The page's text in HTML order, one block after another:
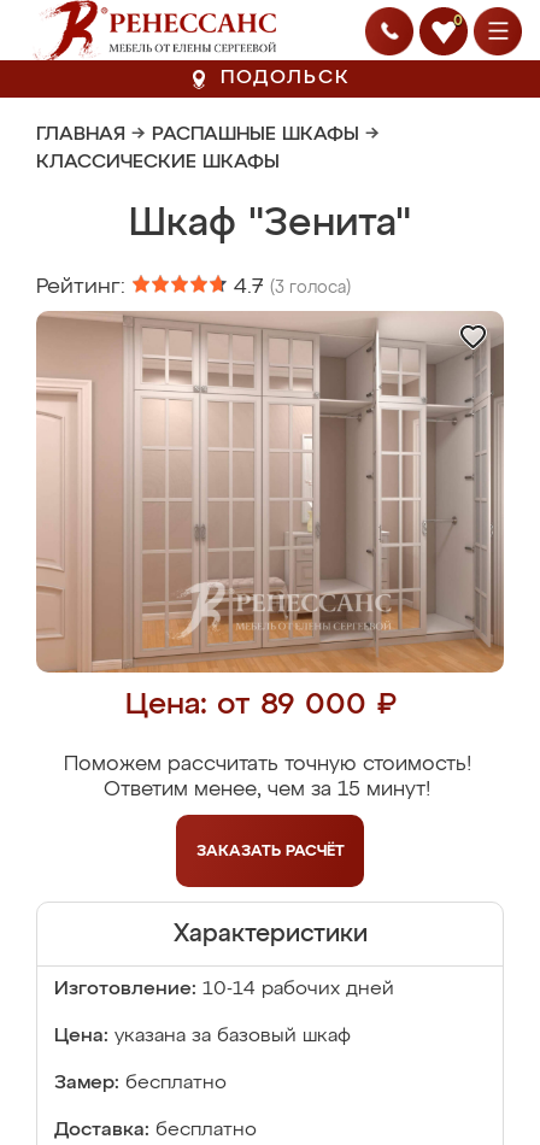
0
ПОДОЛЬСК
ГЛАВНАЯ → РАСПАШНЫЕ ШКАФЫ →
КЛАССИЧЕСКИЕ ШКАФЫ
Шкаф "Зенита"
Рейтинг: 4.7 (3 голоса)
Цена: от 89 000 ₽
Поможем рассчитать точную стоимость!
Ответим менее, чем за 15 минут!
ЗАКАЗАТЬ РАСЧЁТ
Характеристики
Изготовление: 10-14 рабочих дней
Цена: указана за базовый шкаф
Замер: бесплатно
Доставка: бесплатно